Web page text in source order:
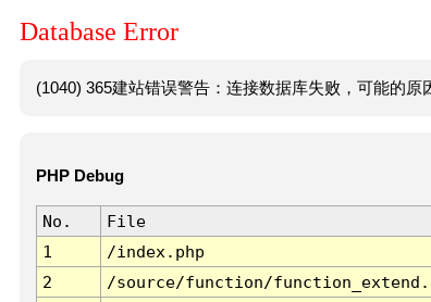
Database Error
(1040) 365建站错误警告：连接数据库失败，可能的原
PHP Debug
No. File
1
/index.php
2
/source/function/